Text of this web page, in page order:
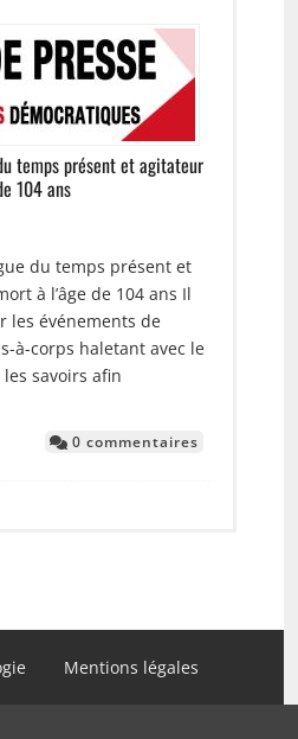
temps présent et agitateur
104 ans
du temps présent et
à l’âge de 104 ans Il
les événements de
à-corps haletant avec le
savoirs afin
0 commentaires
Mentions légales